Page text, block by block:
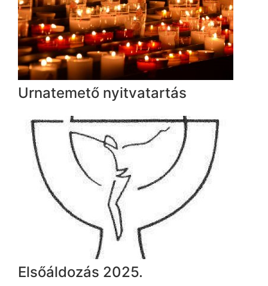
Urnatemető nyitvatartás
Elsőáldozás 2025.